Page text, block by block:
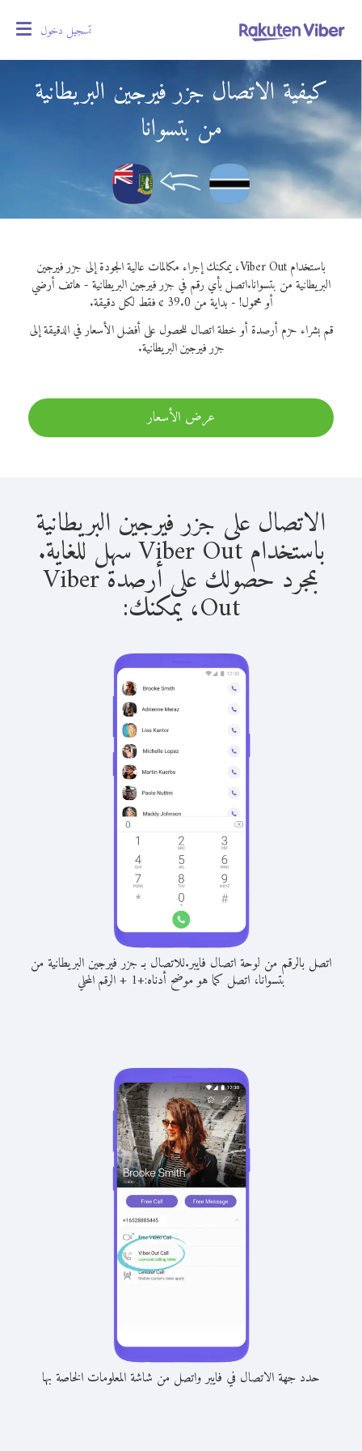
تسجيل دخول
كيفية الاتصال جزر فيرجين البريطانية
من بتسوانا
باستخدام Viber Out، يمكنك إجراء مكالمات عالية الجودة إلى جزر فيرجين
البريطانية من بتسوانا.اتصل بأي رقم في جزر فيرجين البريطانية - هاتف أرضي
أو محمول! - بداية من 39.0 ¢ فقط لكل دقيقة.
قم بشراء حزم أرصدة أو خطة اتصال للحصول على أفضل الأسعار في الدقيقة إلى
جزر فيرجين البريطانية.
عرض الأسعار
الاتصال على جزر فيرجين البريطانية
باستخدام Viber Out سهل للغاية.
بمجرد حصولك على أرصدة Viber
Out، يمكنك:
اتصل بالرقم من لوحة اتصال فايبر.للاتصال بـ جزر فيرجين البريطانية من
بتسوانا، اتصل كما هو موضح أدناه:+
1
+الرقم المحلي
حدد جهة الاتصال في فايبر واتصل من شاشة المعلومات الخاصة بها